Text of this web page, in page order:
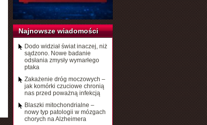
Najnowsze wiadomości
Dodo widział świat inaczej, niż
sądzono. Nowe badanie
odsłania zmysły wymarłego
ptaka
Zakażenie dróg moczowych –
jak komórki czuciowe chronią
nas przed poważną infekcją
Blaszki mitochondrialne –
nowy typ patologii w mózgach
chorych na Alzheimera